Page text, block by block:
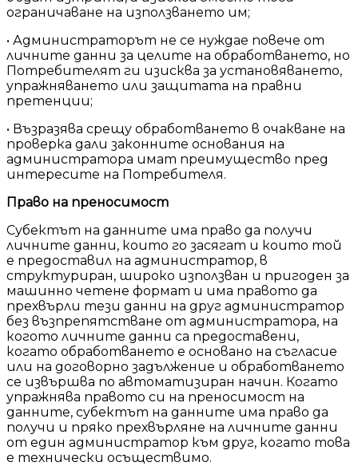
ограничаване на използването им;
• Администраторът не се нуждае повече от
личните данни за целите на обработването, но
Потребителят ги изисква за установяването,
упражняването или защитата на правни
претенции;
• Възразява срещу обработването в очакване на
проверка дали законните основания на
администратора имат преимущество пред
интересите на Потребителя.
Право на преносимост
Субектът на данните има право да получи
личните данни, които го засягат и които той
е предоставил на администратор, в
структуриран, широко използван и пригоден за
машинно четене формат и има правото да
прехвърли тези данни на друг администратор
без възпрепятстване от администратора, на
когото личните данни са предоставени,
когато обработването е основано на съгласие
или на договорно задължение и обработването
се извършва по автоматизиран начин. Когато
упражнява правото си на преносимост на
данните, субектът на данните има право да
получи и пряко прехвърляне на личните данни
от един администратор към друг, когато това
е технически осъществимо.